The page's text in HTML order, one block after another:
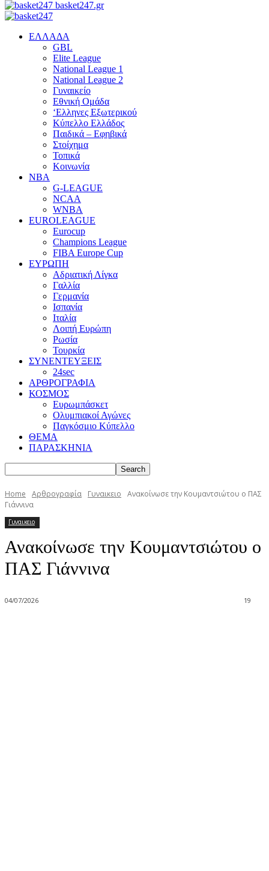
basket247.gr
EΛΛΑΔΑ
GBL
Elite League
National League 1
National League 2
Γυναικείο
Εθνική Ομάδα
‘Ελληνες Εξωτερικού
Κύπελλο Ελλάδος
Παιδικά – Εφηβικά
Στοίχημα
Τοπικά
Κοινωνία
NBA
G-LEAGUE
NCAA
WNBA
ΕUROLEAGUE
Eurocup
Champions League
FIBA Europe Cup
ΕΥΡΩΠΗ
Αδριατική Λίγκα
Γαλλία
Γερμανία
Ισπανία
Ιταλία
Λοιπή Ευρώπη
Ρωσία
Τουρκία
ΣΥΝΕΝΤΕΥΞΕΙΣ
24sec
ΑΡΘΡΟΓΡΑΦΙΑ
ΚΟΣΜΟΣ
Ευρωμπάσκετ
Ολυμπιακοί Αγώνες
Παγκόσμιο Κύπελλο
ΘΕΜΑ
ΠΑΡΑΣΚΗΝΙΑ
Home Αρθρογραφία Γυναικειο
Ανακοίνωσε την Κουμαντσιώτου ο ΠΑΣ
Γιάννινα
Γυναικειο
Ανακοίνωσε την Κουμαντσιώτου ο
ΠΑΣ Γιάννινα
04/07/2026 19